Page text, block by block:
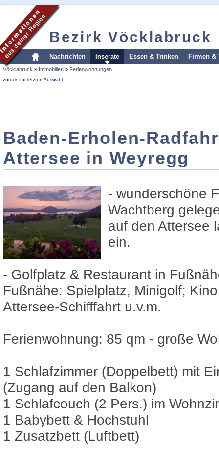
Bezirk Vöcklabruck
Nachrichten Inserate Essen & Trinken Firmen &
Vöcklabruck » Immobilien » Ferienwohnungen
zurück zur letzten Auswahl
Baden-Erholen-
Attersee in Weyregg
- wunderschöne
Wachtberg
auf den Attersee
ein.
- Golfplatz & Restaurant in
Fußnähe: Spielplatz, Minigolf;
Attersee-Schifffahrt u.v.m.
Ferienwohnung: 85 qm - große
1 Schlafzimmer (Doppelbett) mit
(Zugang auf den Balkon)
1 Schlafcouch (2 Pers.) im
1 Babybett & Hochstuhl
1 Zusatzbett (Luftbett)